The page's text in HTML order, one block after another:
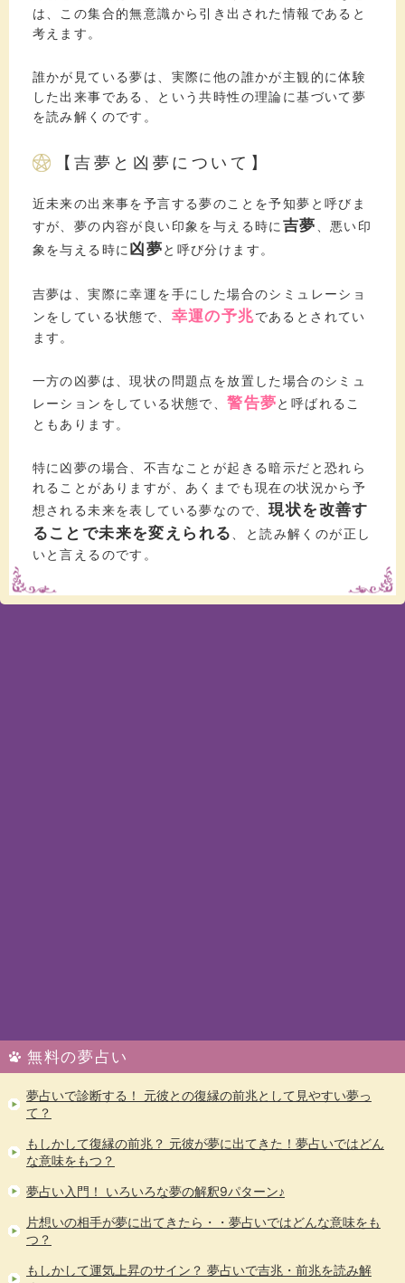
は、この集合的無意識から引き出された情報であると
考えます。
誰かが見ている夢は、実際に他の誰かが主観的に体験
した出来事である、という共時性の理論に基づいて夢
を読み解くのです。
【吉夢と凶夢について】
近未来の出来事を予言する夢のことを予知夢と呼びま
すが、夢の内容が良い印象を与える時に 吉夢 、悪い印
象を与える時に 凶夢と呼び分けます。
吉夢は、実際に幸運を手にした場合のシミュレーショ
ンをしている状態で、 幸運の予兆であるとされてい
ます。
一方の凶夢は、現状の問題点を放置した場合のシミュ
レーションをしている状態で、警告夢と呼ばれるこ
ともあります。
特に凶夢の場合、不吉なことが起きる暗示だと恐れら
れることがありますが、あくまでも現在の状況から予
想される未来を表している夢なので、現状を改善す
ることで未来を変えられる
、と読み解くのが正し
いと言えるのです。
無料の夢占い
夢占いで診断する！ 元彼との復縁の前兆として見やすい夢っ
て？
もしかして復縁の前兆？ 元彼が夢に出てきた！夢占いではどん
な意味をもつ？
夢占い入門！ いろいろな夢の解釈9パターン♪
片想いの相手が夢に出てきたら・・夢占いではどんな意味をも
つ？
もしかして運気上昇のサイン？ 夢占いで吉兆・前兆を読み解